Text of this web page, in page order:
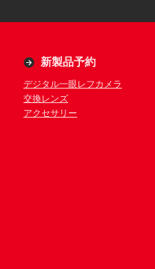
新製品予約
デジタル一眼レフカメラ
交換レンズ
アクセサリー